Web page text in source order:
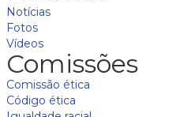
Notícias
Fotos
Vídeos
Comissões
Comissão ética
Código ética